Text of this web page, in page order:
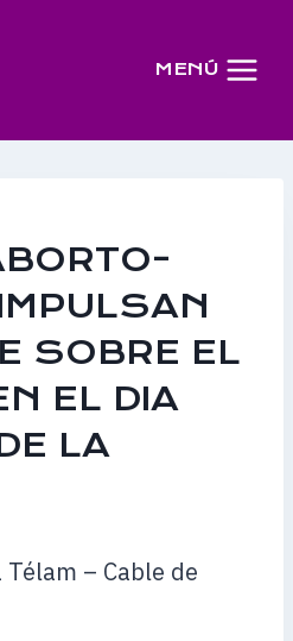
MENÚ
SOBRE EL
EL DIA
LA
– Cable de